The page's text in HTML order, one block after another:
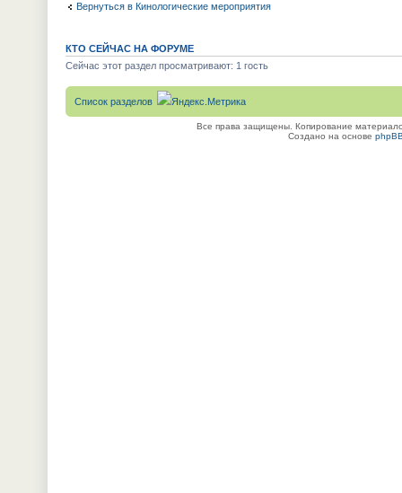
Вернуться в Кинологические мероприятия
КТО СЕЙЧАС НА ФОРУМЕ
Сейчас этот раздел просматривают: 1 гость
Список разделов
Все права защищены. Копирование
Создано на основе